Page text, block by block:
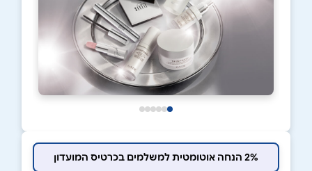
2% הנחה אוטומטית למשלמים בכרטיס המועדון